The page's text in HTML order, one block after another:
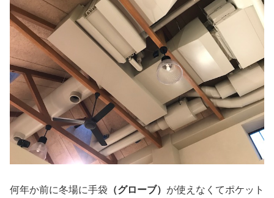
何年か前に冬場に手袋 （グローブ） が使えなくてポケット